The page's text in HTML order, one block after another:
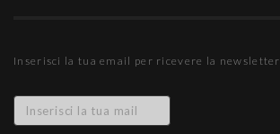
Inserisci la tua email per ricevere la newsletter